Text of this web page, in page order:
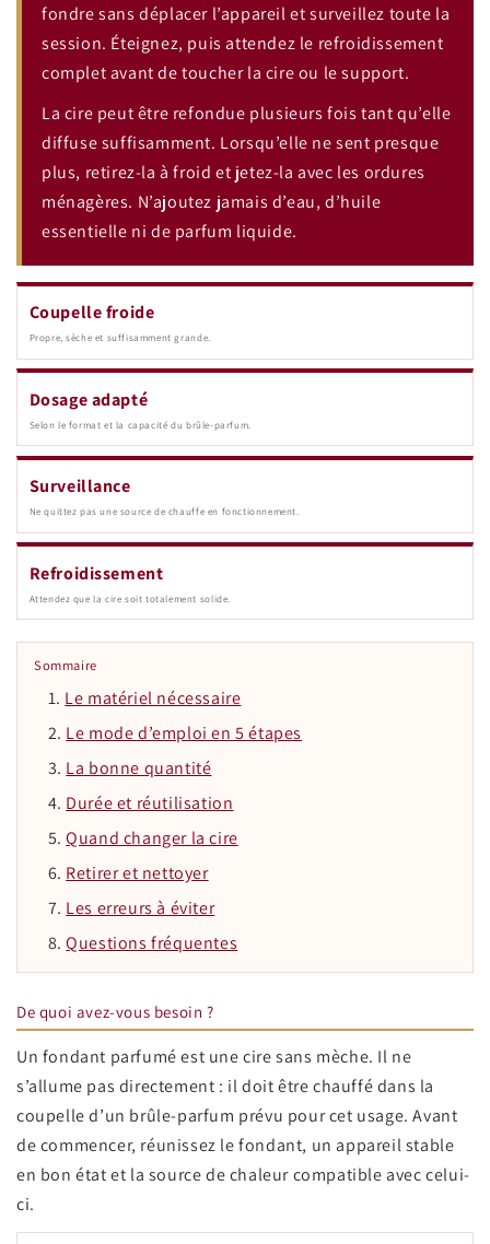
fondre sans déplacer l’appareil et surveillez toute la
session. Éteignez, puis attendez le refroidissement
complet avant de toucher la cire ou le support.
La cire peut être refondue plusieurs fois tant qu’elle
diffuse suffisamment. Lorsqu’elle ne sent presque
plus, retirez-la à froid et jetez-la avec les ordures
ménagères. N’ajoutez jamais d’eau, d’huile
essentielle ni de parfum liquide.
Coupelle froide
Propre, sèche et suffisamment grande.
Dosage adapté
Selon le format et la capacité du brûle-parfum.
Surveillance
Ne quittez pas une source de chauffe en fonctionnement.
Refroidissement
Attendez que la cire soit totalement solide.
Sommaire
Le matériel nécessaire
Le mode d’emploi en 5 étapes
La bonne quantité
Durée et réutilisation
Quand changer la cire
Retirer et nettoyer
Les erreurs à éviter
Questions fréquentes
De quoi avez-vous besoin ?
Un fondant parfumé est une cire sans mèche. Il ne
s’allume pas directement : il doit être chauffé dans la
coupelle d’un brûle-parfum prévu pour cet usage. Avant
de commencer, réunissez le fondant, un appareil stable
en bon état et la source de chaleur compatible avec celui-
ci.